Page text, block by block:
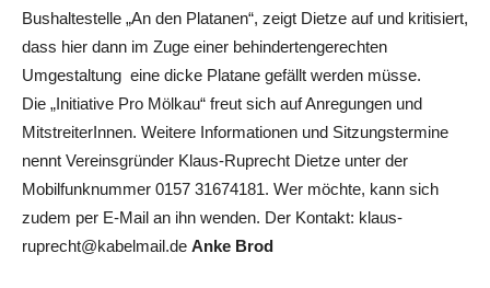
Bushaltestelle „An den Platanen“, zeigt Dietze auf und kritisiert,
dass hier dann im Zuge einer behindertengerechten
Umgestaltung eine dicke Platane gefällt werden müsse.
Die „Initiative Pro Mölkau“ freut sich auf Anregungen und
MitstreiterInnen. Weitere Informationen und Sitzungstermine
nennt Vereinsgründer Klaus-Ruprecht Dietze unter der
Mobilfunknummer 0157 31674181. Wer möchte, kann sich
zudem per E-Mail an ihn wenden. Der Kontakt: klaus-
ruprecht@kabelmail.de Anke Brod